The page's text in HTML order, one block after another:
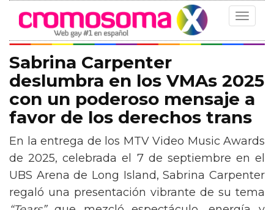
Toggle
Sabrina Carpenter
deslumbra en los VMAs 2025
con un poderoso mensaje a
favor de los derechos trans
En la entrega de los MTV Video Music Awards
de 2025, celebrada el 7 de septiembre en el
UBS Arena de Long Island, Sabrina Carpenter
regaló una presentación vibrante de su tema